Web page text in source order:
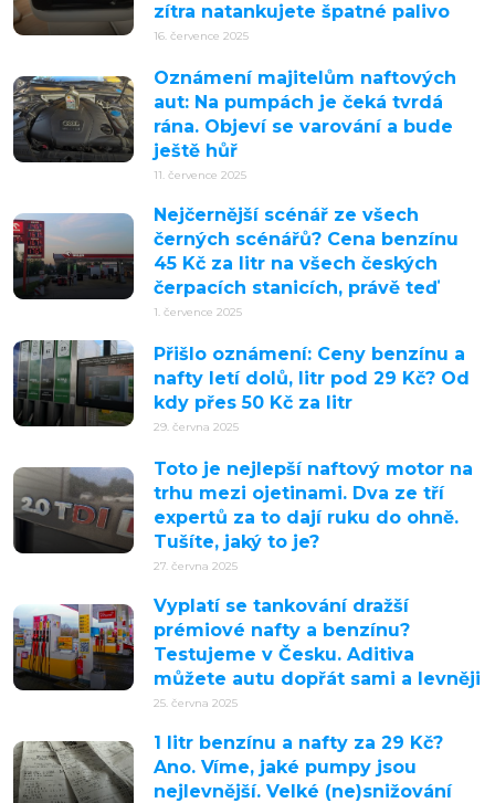
zítra natankujete špatné palivo
16. července 2025
Oznámení majitelům naftových
aut: Na pumpách je čeká tvrdá
rána. Objeví se varování a bude
ještě hůř
11. července 2025
Nejčernější scénář ze všech
černých scénářů? Cena benzínu
45 Kč za litr na všech českých
čerpacích stanicích, právě teď
1. července 2025
Přišlo oznámení: Ceny benzínu a
nafty letí dolů, litr pod 29 Kč? Od
kdy přes 50 Kč za litr
29. června 2025
Toto je nejlepší naftový motor na
trhu mezi ojetinami. Dva ze tří
expertů za to dají ruku do ohně.
Tušíte, jaký to je?
27. června 2025
Vyplatí se tankování dražší
prémiové nafty a benzínu?
Testujeme v Česku. Aditiva
můžete autu dopřát sami a levněji
25. června 2025
1 litr benzínu a nafty za 29 Kč?
Ano. Víme, jaké pumpy jsou
nejlevnější. Velké (ne)snižování